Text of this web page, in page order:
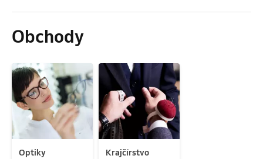
Obchody
Optiky Krajčírstvo